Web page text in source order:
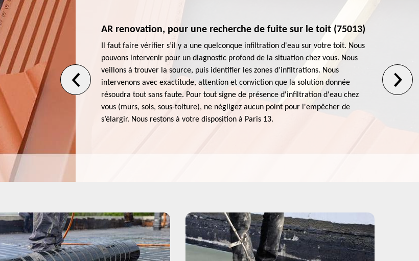
Cela varie
spécialisée de
la gouttière,
Quoi qu’il en
de
nous
AR renovation, pour une recherche de fuite sur le toit (75013)
Il faut faire vérifier s’il y a une quelconque infiltration d'eau sur votre toit. Nous
pouvons intervenir pour un diagnostic profond de la situation chez vous. Nous
veillons à trouver la source, puis identifier les zones d’infiltrations. Nous
intervenons avec exactitude, attention et conviction que la solution donnée
résoudra tout sans faute. Pour tout signe de présence d'infiltration d'eau chez
vous (murs, sols, sous-toiture), ne négligez aucun point pour l'empêcher de
s’élargir. Nous restons à votre disposition à Paris 13.